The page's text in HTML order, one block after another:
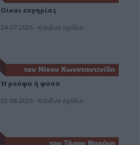
Οίκοι ευγηρίας
24-07-2026 - Κανένα σχόλιο
Ή ρούφα ή φύσα
03-08-2026 - Κανένα σχόλιο